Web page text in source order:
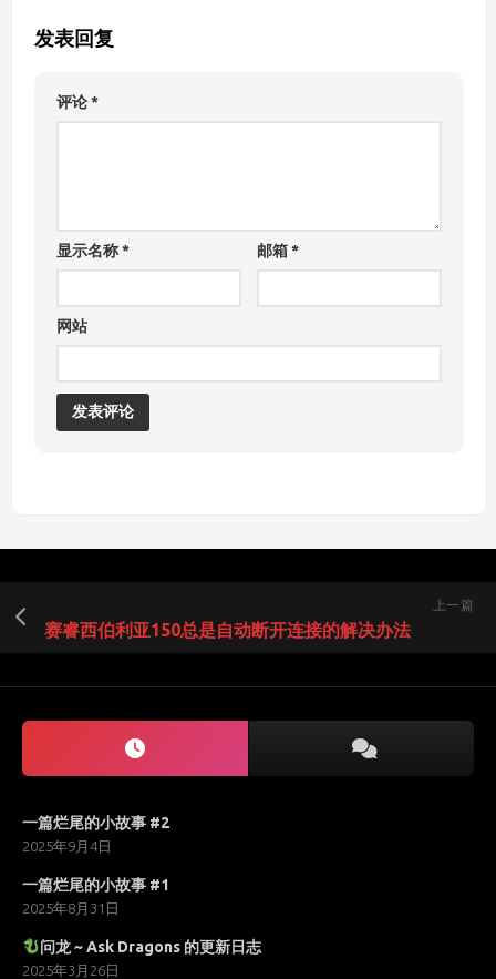
发表回复
评论*
显示名称* 邮箱*
网站
上一篇
赛睿西伯利亚150总是自动断开连接的解决办法
一篇烂尾的小故事 #2
2025年9月4日
一篇烂尾的小故事 #1
2025年8月31日
问龙 ~ Ask Dragons 的更新日志
2025年3月26日